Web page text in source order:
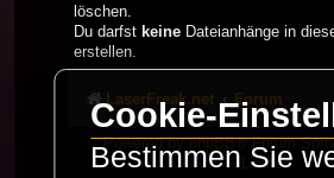
löschen.
Du darfst keine Dateianhänge in
erstellen.
LaserFreak.net Forum
Powered byphpBB® Forum
Limited
Cookie-
Bestimmen Sie